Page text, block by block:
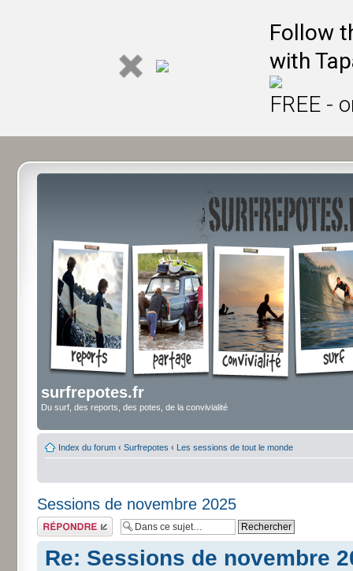
Follow
with
FREE -
surfrepotes.fr
Du surf, des reports, des potes, de la convivialité
Index du forum ‹ Surfrepotes ‹ Les sessions de tout le monde
Sessions de novembre 2025
Répondre
Re: Sessions de novembre